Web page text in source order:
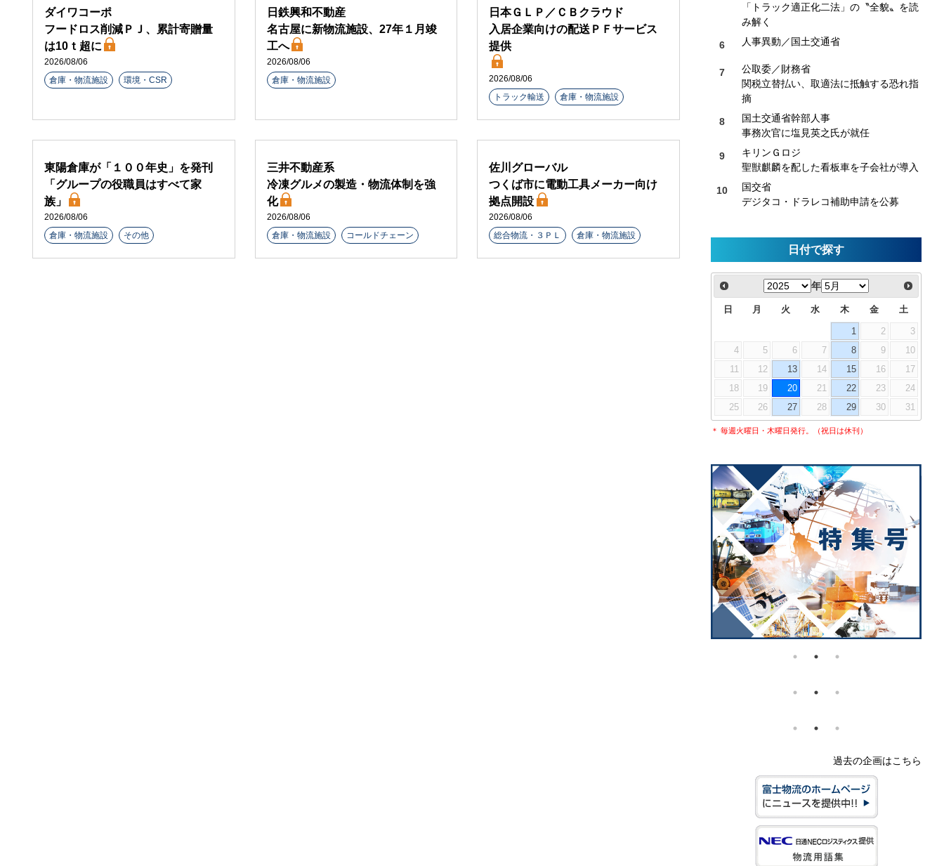
ダイワコーポ
フードロス削減ＰＪ、累計寄贈量
は10ｔ超に
2026/08/06
倉庫・物流施設
環境・CSR
日鉄興和不動産
名古屋に新物流施設、27年１月竣
工へ
2026/08/06
倉庫・物流施設
日本ＧＬＰ／ＣＢクラウド
入居企業向けの配送ＰＦサービス
提供
2026/08/06
トラック輸送
倉庫・物流施設
東陽倉庫が「１００年史」を発刊
「グループの役職員はすべて家
族」
2026/08/06
倉庫・物流施設
その他
三井不動産系
冷凍グルメの製造・物流体制を強
化
2026/08/06
倉庫・物流施設
コールドチェーン
佐川グローバル
つくば市に電動工具メーカー向け
拠点開設
2026/08/06
総合物流・３ＰＬ
倉庫・物流施設
「トラック適正化二法」の〝全貌〟を読
み解く
人事異動／国土交通省
公取委／財務省
関税立替払い、取適法に抵触する恐れ指
摘
国土交通省幹部人事
事務次官に塩見英之氏が就任
キリンＧロジ
聖獣麒麟を配した看板車を子会社が導入
国交省
デジタコ・ドラレコ補助申請を公募
日付で探す
年
日 月 火 水 木 金 土
1 2
3
4
5 6 7 8 9
10
11
12 13 14 15 16
17
18
19 20 21 22 23
24
25
26 27 28 29 30 31
＊ 毎週火曜日・木曜日発行。（祝日は休刊）
過去の企画はこちら